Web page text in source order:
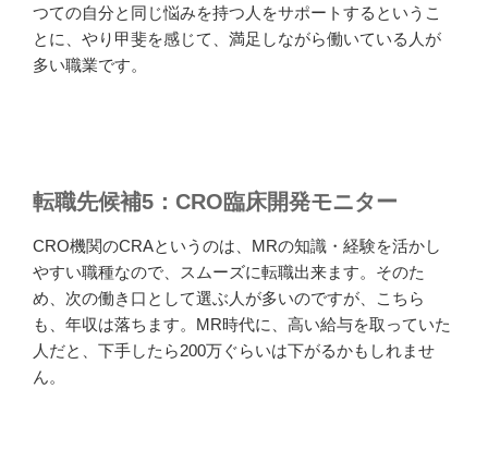
つての自分と同じ悩みを持つ人をサポートするというこ
とに、やり甲斐を感じて、満足しながら働いている人が
多い職業です。
転職先候補5：CRO臨床開発モニター
CRO機関のCRAというのは、MRの知識・経験を活かし
やすい職種なので、スムーズに転職出来ます。そのた
め、次の働き口として選ぶ人が多いのですが、こちら
も、年収は落ちます。MR時代に、高い給与を取っていた
人だと、下手したら200万ぐらいは下がるかもしれませ
ん。